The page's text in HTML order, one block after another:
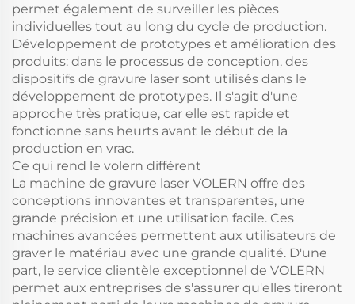
permet également de surveiller les pièces
individuelles tout au long du cycle de production.
Développement de prototypes et amélioration des
produits: dans le processus de conception, des
dispositifs de gravure laser sont utilisés dans le
développement de prototypes. Il s'agit d'une
approche très pratique, car elle est rapide et
fonctionne sans heurts avant le début de la
production en vrac.
Ce qui rend le volern différent
La machine de gravure laser VOLERN offre des
conceptions innovantes et transparentes, une
grande précision et une utilisation facile. Ces
machines avancées permettent aux utilisateurs de
graver le matériau avec une grande qualité. D'une
part, le service clientèle exceptionnel de VOLERN
permet aux entreprises de s'assurer qu'elles tireront